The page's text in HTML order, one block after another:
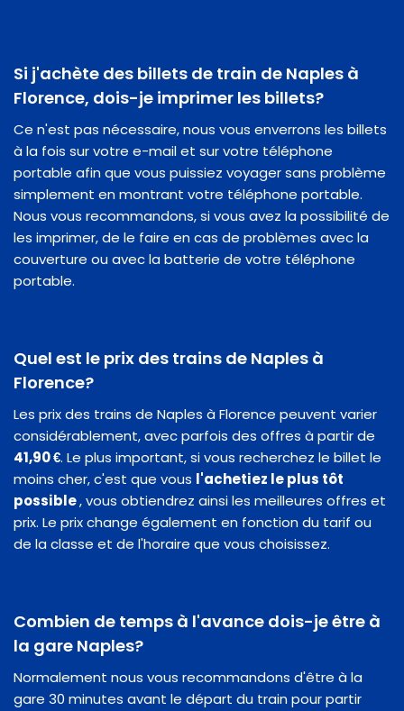
Si j'achète des billets de train de Naples à
Florence, dois-je imprimer les billets?
Ce n'est pas nécessaire, nous vous enverrons les billets
à la fois sur votre e-mail et sur votre téléphone
portable afin que vous puissiez voyager sans problème
simplement en montrant votre téléphone portable.
Nous vous recommandons, si vous avez la possibilité de
les imprimer, de le faire en cas de problèmes avec la
couverture ou avec la batterie de votre téléphone
portable.
Quel est le prix des trains de Naples à
Florence?
Les prix des trains de Naples à Florence peuvent varier
considérablement, avec parfois des offres à partir de
41,90 €. Le plus important, si vous recherchez le billet le
moins cher, c'est que vous l'achetiez le plus tôt
possible, vous obtiendrez ainsi les meilleures offres et
prix. Le prix change également en fonction du tarif ou
de la classe et de l'horaire que vous choisissez.
Combien de temps à l'avance dois-je être à
la gare Naples?
Normalement nous vous recommandons d'être à la
gare 30 minutes avant le départ du train pour partir